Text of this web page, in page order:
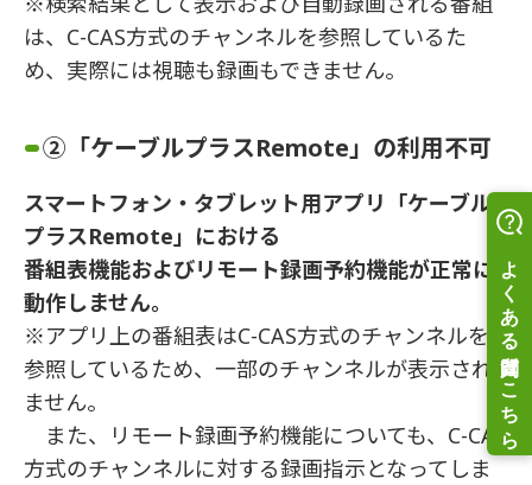
は、C-CAS方式のチャンネルを参照しているた
め、実際には視聴も録画もできません。
②「ケーブルプラスRemote」の利用不可
スマートフォン・タブレット用アプリ「ケーブル
プラスRemote」における
番組表機能およびリモート録画予約機能が正常に
動作しません。
※アプリ上の番組表はC-CAS方式のチャンネルを
参照しているため、一部のチャンネルが表示され
ません。
また、リモート録画予約機能についても、C-CAS
方式のチャンネルに対する録画指示となってしま